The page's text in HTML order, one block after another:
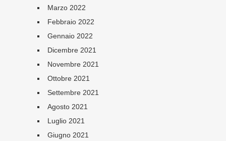
Marzo 2022
Febbraio 2022
Gennaio 2022
Dicembre 2021
Novembre 2021
Ottobre 2021
Settembre 2021
Agosto 2021
Luglio 2021
Giugno 2021